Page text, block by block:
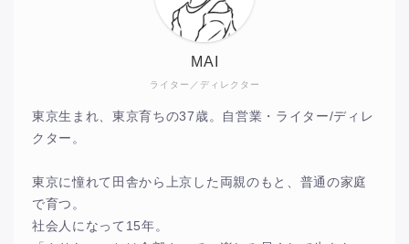
ライター／ディレクター
MAI
東京生まれ、東京育ちの37歳。自営業・ライター/ディレ
クター。
東京に憧れて田舎から上京した両親のもと、普通の家庭
で育つ。
社会人になって15年。